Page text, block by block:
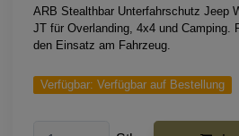
ARB Stealthbar Unterfahrschutz Jeep
JT für Overlanding, 4x4 und Camping.
den Einsatz am Fahrzeug.
Verfügbar: Verfügbar auf Bestellung